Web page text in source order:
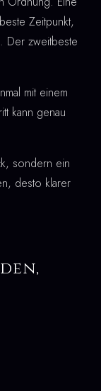
Zeitpunkt,
Der zweitbeste
mit einem
kann genau
sondern ein
desto klarer